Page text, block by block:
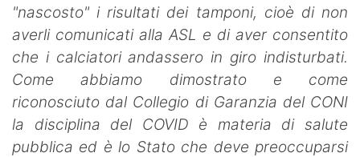
"nascosto" i risultati dei tamponi, cioè di non
averli comunicati alla ASL e di aver consentito
che i calciatori andassero in giro indisturbati.
Come abbiamo dimostrato e come
riconosciuto dal Collegio di Garanzia del CONI
la disciplina del COVID è materia di salute
pubblica ed è lo Stato che deve preoccuparsi